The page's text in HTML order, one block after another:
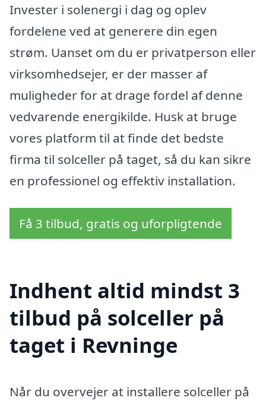
Invester i solenergi i dag og oplev
fordelene ved at generere din egen
strøm. Uanset om du er privatperson eller
virksomhedsejer, er der masser af
muligheder for at drage fordel af denne
vedvarende energikilde. Husk at bruge
vores platform til at finde det bedste
firma til solceller på taget, så du kan sikre
en professionel og effektiv installation.
Få 3 tilbud, gratis og uforpligtende
Indhent altid mindst 3
tilbud på solceller på
taget i Revninge
Når du overvejer at installere solceller på